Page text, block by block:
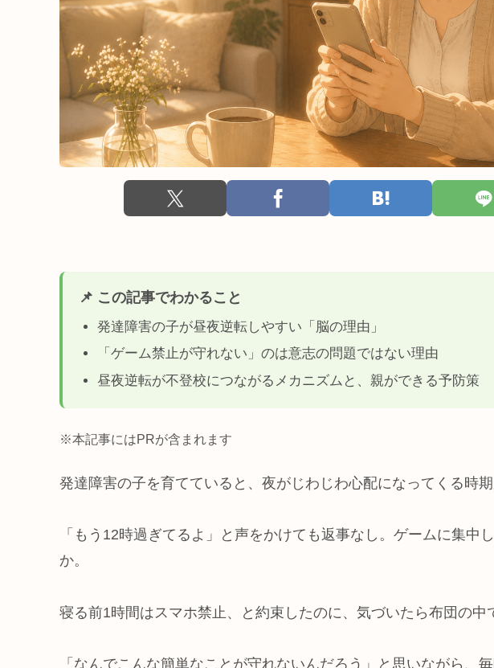
📌 この記事でわかること
発達障害の子が昼夜逆転しやすい「脳の理由」
「ゲーム禁止が守れない」のは意志の問題ではない理由
昼夜逆転が不登校につながるメカニズムと、親ができる予防策
※本記事にはPRが含まれます
発達障害の子を育てていると、夜がじわじわ心配になってくる時期
「もう12時過ぎてるよ」と声をかけても返事なし。ゲームに集中
か。
寝る前1時間はスマホ禁止、と約束したのに、気づいたら布団の中
「なんでこんな簡単なことが守れないんだろう」と思いながら、